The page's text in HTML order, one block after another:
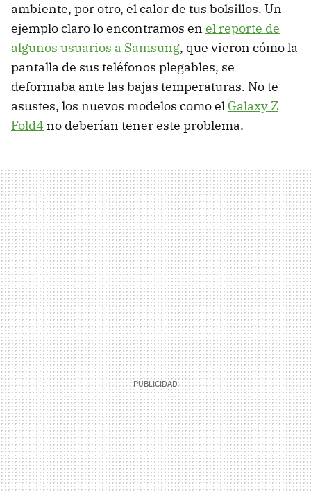
ambiente, por otro, el calor de tus bolsillos. Un
ejemplo claro lo encontramos en el reporte de
algunos usuarios a Samsung, que vieron cómo la
pantalla de sus teléfonos plegables, se
deformaba ante las bajas temperaturas. No te
asustes, los nuevos modelos como el Galaxy Z
Fold4 no deberían tener este problema.